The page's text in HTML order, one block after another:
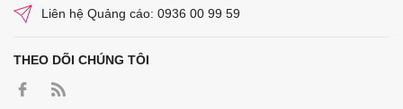
Liên hệ Quảng cáo: 0936 00 99 59
THEO DÕI CHÚNG TÔI